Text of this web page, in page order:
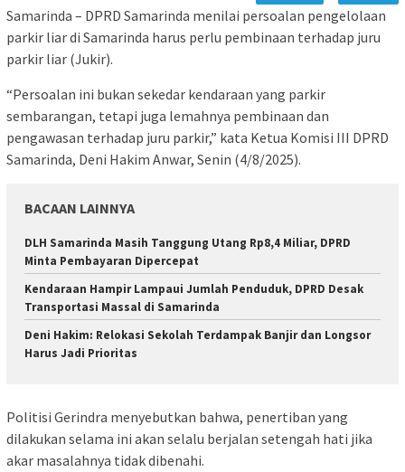
Samarinda – DPRD Samarinda menilai persoalan pengelolaan
parkir liar di Samarinda harus perlu pembinaan terhadap juru
parkir liar (Jukir).
“Persoalan ini bukan sekedar kendaraan yang parkir
sembarangan, tetapi juga lemahnya pembinaan dan
pengawasan terhadap juru parkir,” kata Ketua Komisi III DPRD
Samarinda, Deni Hakim Anwar, Senin (4/8/2025).
BACAAN LAINNYA
DLH Samarinda Masih Tanggung Utang Rp8,4 Miliar, DPRD
Minta Pembayaran Dipercepat
Kendaraan Hampir Lampaui Jumlah Penduduk, DPRD Desak
Transportasi Massal di Samarinda
Deni Hakim: Relokasi Sekolah Terdampak Banjir dan Longsor
Harus Jadi Prioritas
Politisi Gerindra menyebutkan bahwa, penertiban yang
dilakukan selama ini akan selalu berjalan setengah hati jika
akar masalahnya tidak dibenahi.